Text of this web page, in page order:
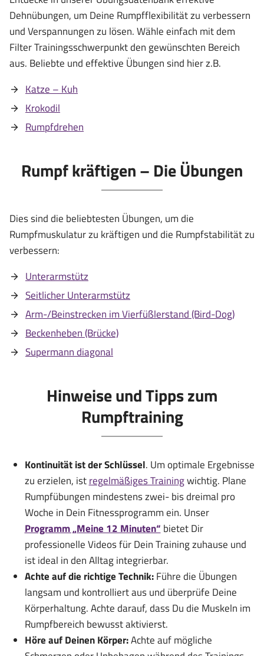
Dehnübungen, um Deine Rumpfflexibilität zu verbessern
und Verspannungen zu lösen. Wähle einfach mit dem
Filter Trainingsschwerpunkt den gewünschten Bereich
aus. Beliebte und effektive Übungen sind hier z.B.
Katze – Kuh
Krokodil
Rumpfdrehen
Rumpf kräftigen – Die Übungen
Dies sind die beliebtesten Übungen, um die
Rumpfmuskulatur zu kräftigen und die Rumpfstabilität zu
verbessern:
Unterarmstütz
Seitlicher Unterarmstütz
Arm-/Beinstrecken im Vierfüßlerstand (Bird-Dog)
Beckenheben (Brücke)
Supermann diagonal
Hinweise und Tipps zum
Rumpftraining
Kontinuität ist der Schlüssel. Um optimale Ergebnisse
zu erzielen, istregelmäßiges Trainingwichtig. Plane
Rumpfübungen mindestens zwei- bis dreimal pro
Woche in Dein Fitnessprogramm ein. Unser
Programm „Meine 12 Minuten“ bietet Dir
professionelle Videos für Dein Training zuhause und
ist ideal in den Alltag integrierbar.
Achte auf die richtige Technik:Führe die Übungen
langsam und kontrolliert aus und überprüfe Deine
Körperhaltung. Achte darauf, dass Du die Muskeln im
Rumpfbereich bewusst aktivierst.
Höre auf Deinen Körper:Achte auf mögliche